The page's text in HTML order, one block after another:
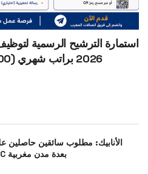
استمارة الترشيح الرسمية
2026 براتب شهري (6000درهم) ومستوى باك+2
الأنابيك: مطلوب سائقين حاصلين
صنف B, C, D, EC بعدة مدن مغربية